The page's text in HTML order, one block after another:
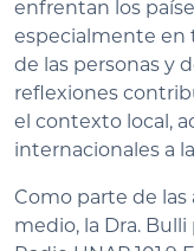
enfrentan los
especialmente en
de las personas y
reflexiones
el contexto local,
internacionales a
Como parte de
medio, la Dra.